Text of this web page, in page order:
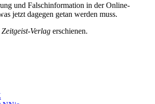
und Falsch­information in der Online-
jetzt da­gegen getan werden muss.
Zeit­geist-Verlag erschienen.